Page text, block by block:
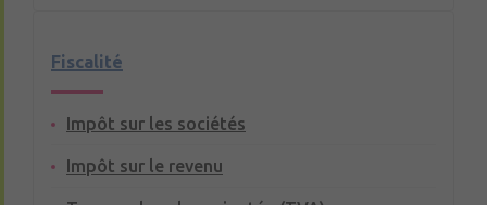
Fiscalité
Impôt sur les sociétés
Impôt sur le revenu